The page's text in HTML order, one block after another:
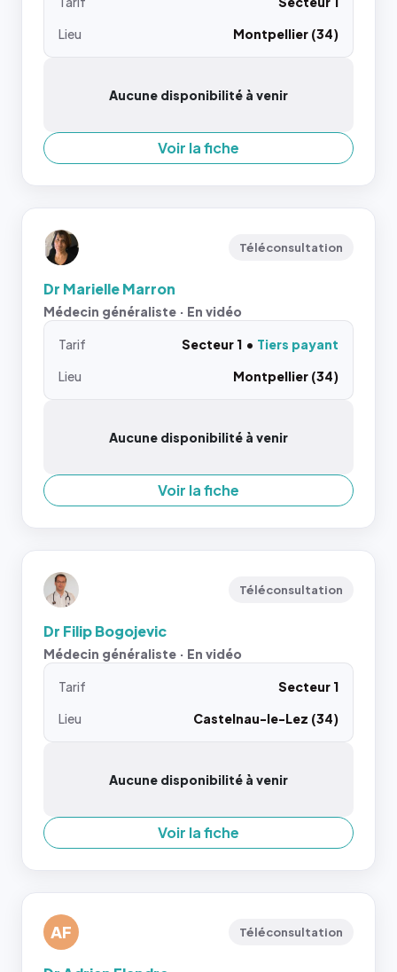
Lieu
Montpellier (34)
Aucune disponibilité à venir
Voir la fiche
Téléconsultation
Dr Marielle Marron
Médecin généraliste · En vidéo
Tarif Secteur 1
Tiers payant
Lieu
Montpellier (34)
Aucune disponibilité à venir
Voir la fiche
Téléconsultation
Dr Filip Bogojevic
Médecin généraliste · En vidéo
Tarif
Secteur 1
Lieu
Castelnau-le-Lez (34)
Aucune disponibilité à venir
Voir la fiche
AF Téléconsultation